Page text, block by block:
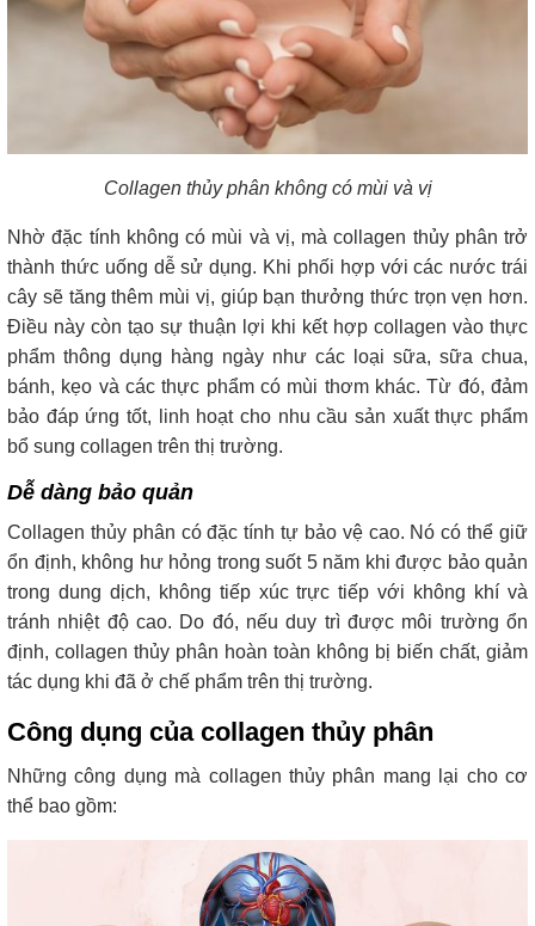
Collagen thủy phân không có mùi và vị
Nhờ đặc tính không có mùi và vị, mà collagen thủy phân trở
thành thức uống dễ sử dụng. Khi phối hợp với các nước trái
cây sẽ tăng thêm mùi vị, giúp bạn thưởng thức trọn vẹn hơn.
Điều này còn tạo sự thuận lợi khi kết hợp collagen vào thực
phẩm thông dụng hàng ngày như các loại sữa, sữa chua,
bánh, kẹo và các thực phẩm có mùi thơm khác. Từ đó, đảm
bảo đáp ứng tốt, linh hoạt cho nhu cầu sản xuất thực phẩm
bổ sung collagen trên thị trường.
Dễ dàng bảo quản
Collagen thủy phân có đặc tính tự bảo vệ cao. Nó có thể giữ
ổn định, không hư hỏng trong suốt 5 năm khi được bảo quản
trong dung dịch, không tiếp xúc trực tiếp với không khí và
tránh nhiệt độ cao. Do đó, nếu duy trì được môi trường ổn
định, collagen thủy phân hoàn toàn không bị biến chất, giảm
tác dụng khi đã ở chế phẩm trên thị trường.
Công dụng của collagen thủy phân
Những công dụng mà collagen thủy phân mang lại cho cơ
thể bao gồm: